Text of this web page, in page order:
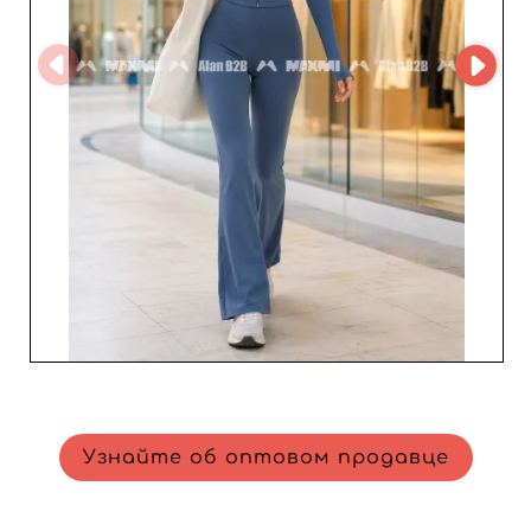
каждый этап закупки и помогающее максимизировать
маржу. Благодаря платформе MicroStore транзакции
становятся еще проще и плавнее, обеспечивая
беспроблемный опыт оптовых покупок. Для
реселлеров, желающих пополнить каталог
универсальными и незаменимыми товарами, ALAN
STORE - B2B — стратегический выбор. Интегрируя их
продукцию в свой ассортимент, вы получаете доступ к
предложениям премиум-класса, повышая
удовлетворенность клиентов и укрепляя
долгосрочную лояльность. Не упустите возможность
сотрудничать с этим надежным оптовиком ради
успешных и прибыльных продаж.
Узнайте об оптовом продавце